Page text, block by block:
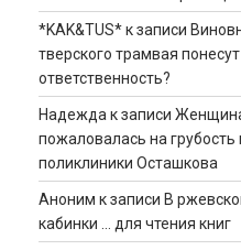
*KAK&TUS*к записи
тверского трамвая
ответственность?
Надежда к записи
пожаловалась на
поликлиники Осташкова
Аноним к записи В
кабинки … для чтения книг